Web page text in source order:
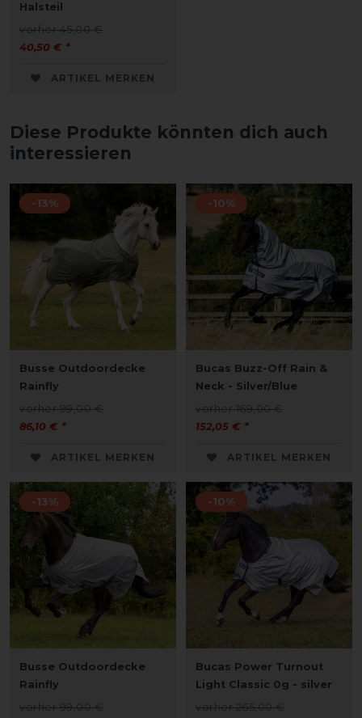
Halsteil
vorher 45,00 €
40,50 € *
ARTIKEL MERKEN
Diese Produkte könnten dich auch
interessieren
-13%
Busse Outdoordecke
Rainfly
vorher 99,00 €
86,10 € *
ARTIKEL MERKEN
-10%
Bucas Buzz-Off Rain &
Neck - Silver/Blue
vorher 169,00 €
152,05 € *
ARTIKEL MERKEN
-13%
Busse Outdoordecke
Rainfly
vorher 99,00 €
-10%
Bucas Power Turnout
Light Classic 0g - silver
vorher 265,00 €